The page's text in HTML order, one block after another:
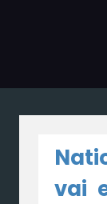
vai